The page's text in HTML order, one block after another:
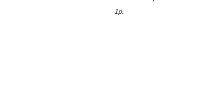
1р.